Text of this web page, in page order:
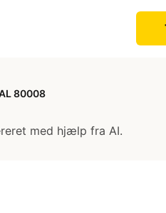
80008
med hjælp fra AI.